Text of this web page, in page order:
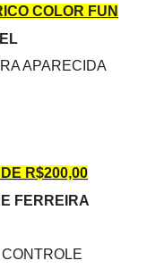
COLOR FUN
APARECIDA
R$200,00
FERREIRA